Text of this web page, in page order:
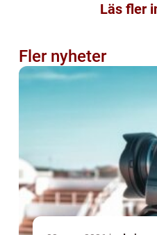
Läs fler
Fler nyheter